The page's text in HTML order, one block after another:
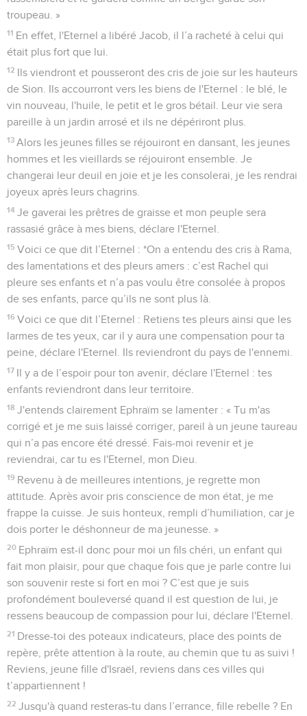
troupeau. »
11 En effet, l'Eternel a libéré Jacob, il l’a racheté à celui qui
était plus fort que lui.
12 Ils viendront et pousseront des cris de joie sur les hauteurs
de Sion. Ils accourront vers les biens de l'Eternel : le blé, le
vin nouveau, l'huile, le petit et le gros bétail. Leur vie sera
pareille à un jardin arrosé et ils ne dépériront plus.
13 Alors les jeunes filles se réjouiront en dansant, les jeunes
hommes et les vieillards se réjouiront ensemble. Je
changerai leur deuil en joie et je les consolerai, je les rendrai
joyeux après leurs chagrins.
14 Je gaverai les prêtres de graisse et mon peuple sera
rassasié grâce à mes biens, déclare l'Eternel.
15 Voici ce que dit l’Eternel : *On a entendu des cris à Rama,
des lamentations et des pleurs amers : c’est Rachel qui
pleure ses enfants et n’a pas voulu être consolée à propos
de ses enfants, parce qu’ils ne sont plus là.
16 Voici ce que dit l’Eternel : Retiens tes pleurs ainsi que les
larmes de tes yeux, car il y aura une compensation pour ta
peine, déclare l'Eternel. Ils reviendront du pays de l'ennemi.
17 Il y a de l’espoir pour ton avenir, déclare l'Eternel : tes
enfants reviendront dans leur territoire.
18 J'entends clairement Ephraïm se lamenter : « Tu m'as
corrigé et je me suis laissé corriger, pareil à un jeune taureau
qui n’a pas encore été dressé. Fais-moi revenir et je
reviendrai, car tu es l'Eternel, mon Dieu.
19 Revenu à de meilleures intentions, je regrette mon
attitude. Après avoir pris conscience de mon état, je me
frappe la cuisse. Je suis honteux, rempli d’humiliation, car je
dois porter le déshonneur de ma jeunesse. »
20 Ephraïm est-il donc pour moi un fils chéri, un enfant qui
fait mon plaisir, pour que chaque fois que je parle contre lui
son souvenir reste si fort en moi ? C’est que je suis
profondément bouleversé quand il est question de lui, je
ressens beaucoup de compassion pour lui, déclare l'Eternel.
21 Dresse-toi des poteaux indicateurs, place des points de
repère, prête attention à la route, au chemin que tu as suivi !
Reviens, jeune fille d'Israël, reviens dans ces villes qui
t’appartiennent !
22 Jusqu'à quand resteras-tu dans l’errance, fille rebelle ? En